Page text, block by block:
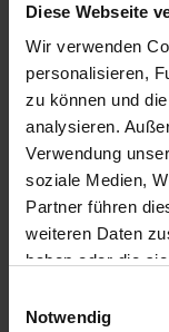
Diese Webseite
Wir verwenden
personalisieren,
zu können und
analysieren.
Verwendung
soziale Medien,
Partner führen
weiteren Daten
haben oder die
Notwendig